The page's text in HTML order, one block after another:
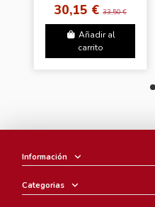
Ver.]
30,15 €33,50 €
Añadir al
carrito
Información
Categorias